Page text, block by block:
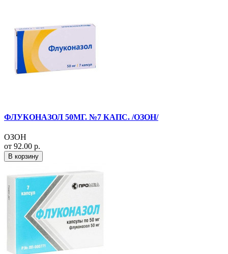
ФЛУКОНАЗОЛ 50МГ. №7 КАПС. /ОЗОН/
ОЗОН
от 92.00 р.
В корзину